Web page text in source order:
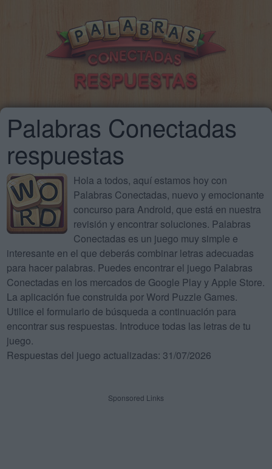
Palabras Conectadas
respuestas
Hola a todos, aquí estamos hoy con
Palabras Conectadas, nuevo y emocionante
concurso para Android, que está en nuestra
revisión y encontrar soluciones. Palabras
Conectadas es un juego muy simple e
interesante en el que deberás combinar letras adecuadas
para hacer palabras. Puedes encontrar el juego Palabras
Conectadas en los mercados de Google Play y Apple Store.
La aplicación fue construida por Word Puzzle Games.
Utilice el formulario de búsqueda a continuación para
encontrar sus respuestas. Introduce todas las letras de tu
juego.
Respuestas del juego actualizadas: 31/07/2026
Sponsored Links